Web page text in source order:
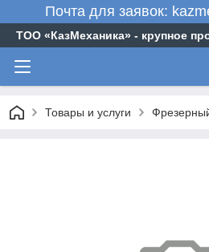
Почта для заявок:
ТОО «‎КазМеханика» - крупное
Товары и услуги